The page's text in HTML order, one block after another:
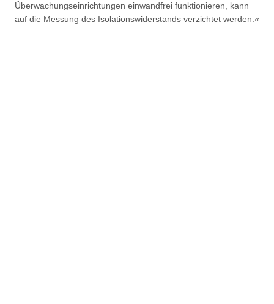
Überwachungseinrichtungen einwandfrei funktionieren, kann
auf die Messung des Isolationswiderstands verzichtet werden.«